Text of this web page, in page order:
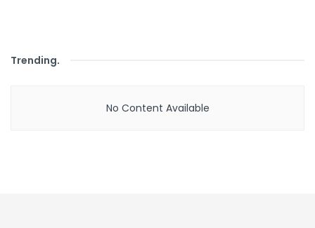
Trending.
No Content Available